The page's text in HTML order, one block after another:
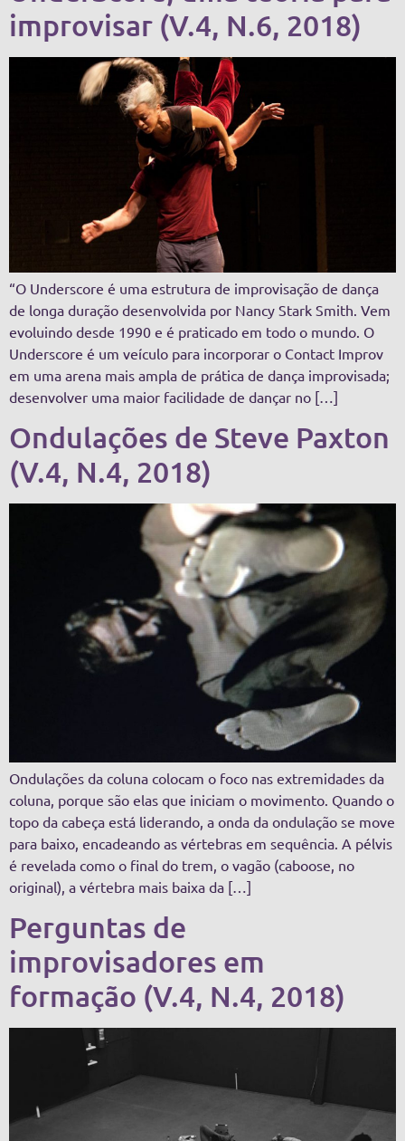
improvisar (V.4, N.6, 2018)
“O Underscore é uma estrutura de improvisação de dança
de longa duração desenvolvida por Nancy Stark Smith. Vem
evoluindo desde 1990 e é praticado em todo o mundo. O
Underscore é um veículo para incorporar o Contact Improv
em uma arena mais ampla de prática de dança improvisada;
desenvolver uma maior facilidade de dançar no […]
Ondulações de Steve Paxton
(V.4, N.4, 2018)
Ondulações da coluna colocam o foco nas extremidades da
coluna, porque são elas que iniciam o movimento. Quando o
topo da cabeça está liderando, a onda da ondulação se move
para baixo, encadeando as vértebras em sequência. A pélvis
é revelada como o final do trem, o vagão (caboose, no
original), a vértebra mais baixa da […]
Perguntas de
improvisadores em
formação (V.4, N.4, 2018)